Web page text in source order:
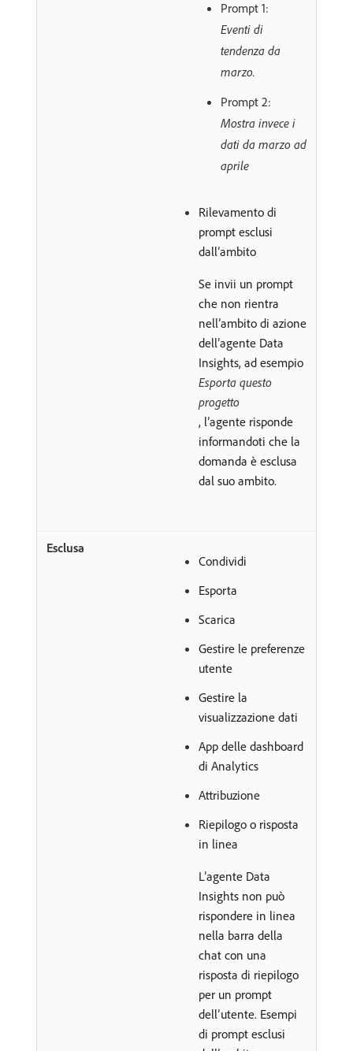
Prompt 1:
Eventi di
tendenza da
marzo.
Prompt 2:
Mostra invece i
dati da marzo ad
aprile
Rilevamento di
prompt esclusi
dall’ambito
Se invii un prompt
che non rientra
nell’ambito di azione
dell’agente Data
Insights, ad esempio
Esporta questo
progetto
, l’agente risponde
informandoti che la
domanda è esclusa
dal suo ambito.
Condividi
Esporta
Scarica
Gestire le preferenze
utente
Gestire la
visualizzazione dati
App delle dashboard
di Analytics
Attribuzione
Riepilogo o risposta
in linea
L’agente Data
Insights non può
rispondere in linea
nella barra della
chat con una
risposta di riepilogo
per un prompt
dell’utente. Esempi
di prompt esclusi